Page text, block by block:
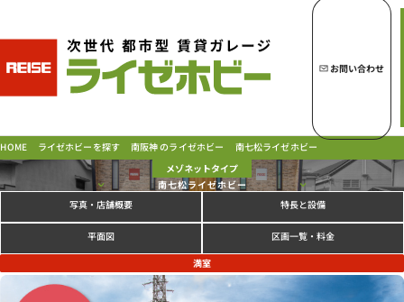
ライゼホビーの魅力
ラインナップ
ご契約の流れ・お支払方法
よくあるご質問
お問い合わせ
HOME ライゼホビーを探す 南阪神 のライゼホビー 南七松ライゼホビー
メゾネットタイプ
南七松ライゼホビー
写真・店舗概要 特長と設備
平面図 区画一覧・料金
満室